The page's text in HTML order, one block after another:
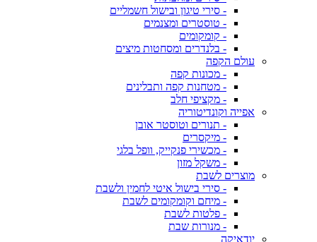
- סירי טיגון ובישול חשמליים
- טוסטרים ומצנמים
- קומקומים
- בלנדרים ומסחטות מיצים
עולם הקפה
- מכונות קפה
- מטחנות קפה ותבלינים
- מקציפי חלב
אפייה וקונדיטוריה
- תנורים וטוסטר אובן
- מיקסרים
- מכשירי פנקייק, וופל בלגי
- משקל מזון
מוצרים לשבת
- סירי בישול איטי לחמין ולשבת
- מיחם וקומקומים לשבת
- פלטות לשבת
- מנורות שבת
יודאיקה